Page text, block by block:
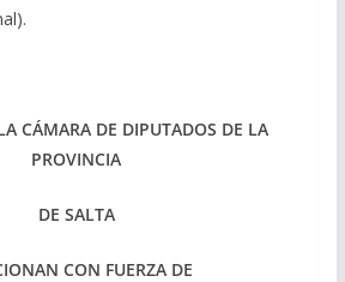
CÁMARA DE DIPUTADOS DE LA
PROVINCIA
DE SALTA
CON FUERZA DE